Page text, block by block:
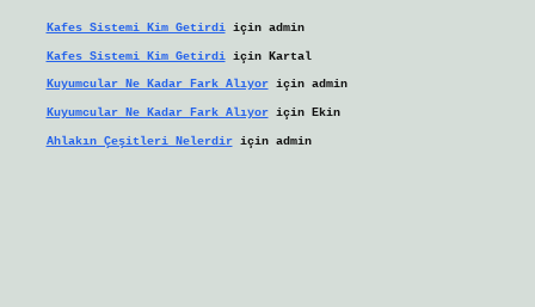
Kafes Sistemi Kim Getirdiiçin admin
Kafes Sistemi Kim Getirdiiçin Kartal
Kuyumcular Ne Kadar Fark Alıyoriçin admin
Kuyumcular Ne Kadar Fark Alıyoriçin Ekin
Ahlakın Çeşitleri Nelerdiriçin admin